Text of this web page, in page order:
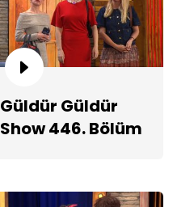
Güldür Güldür
Show 446. Bölüm